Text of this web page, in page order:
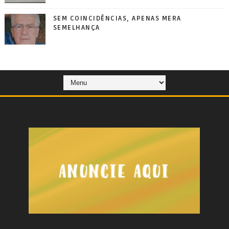
SEM COINCIDÊNCIAS, APENAS MERA
SEMELHANÇA